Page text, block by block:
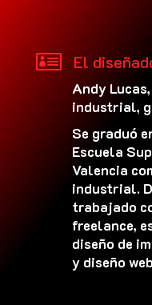
 El
Andy
industrial,
Se graduó
Escuela
Valencia
industrial.
trabajado
freelance,
diseño de
y diseño